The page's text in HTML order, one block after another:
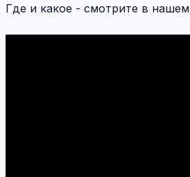
Где и какое - смотрите в нашем